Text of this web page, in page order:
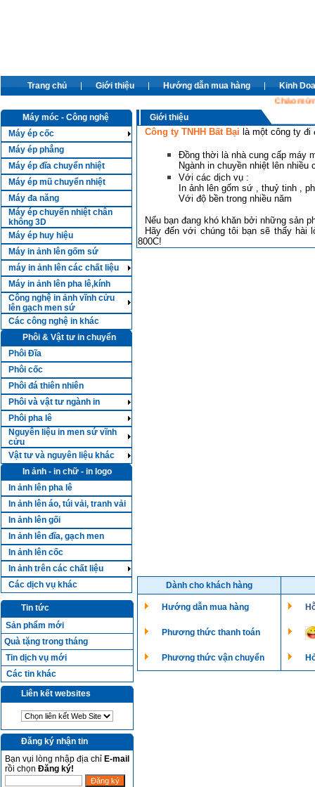
Trang chủ Giới thiệu Hướng dẫn mua hàng
Kinh
Chào mừng
Máy móc - Công nghệ
Máy ép cốc
Máy ép phẳng
Máy ép đĩa chuyển nhiệt
Máy ép mũ chuyển nhiệt
Máy đa năng
Máy ép chuyển nhiệt chân
không 3D
Máy ép huy hiệu
Máy in ảnh lên gốm sứ
máy in ảnh lên các chất liệu
Máy in ảnh lên pha lê,kính
Công nghệ in ảnh vĩnh cửu
lên gạch men sứ
Các công nghệ in khác
Phôi & Vật tư in chuyển
Phôi Đĩa
Phôi cốc
Phôi đá thiên nhiên
Phôi và vật tư ngành in
Phôi pha lê
Nguyên liệu in men sứ vĩnh
cửu
Vật tư và nguyên liệu khác
In ảnh - in chữ - in logo
In ảnh lên pha lê
In ảnh lên áo, túi vải, tranh vải
In ảnh lên gối
In ảnh lên đĩa, gạch men
In ảnh lên cốc
In ảnh trên các chất liệu
Các dịch vụ khác
Tin tức
Sản phẩm mới
Quà tặng trong tháng
Tin dịch vụ mới
Các tin khác
Liên kết websites
Đăng ký nhận tin
Bạn vụi lòng nhập địa chỉ E-mail
rồi chọn Đăng ký!
Giới thiệu
Công ty TNHH Bất Bại là một công ty
Đồng thời là nhà cung cấp máy
Ngành in chuyền nhiệt lên nhiều
Với các dịch vụ :
In ảnh lên gốm sứ , thuỷ tinh ,
Với độ bền trong nhiều năm
Nếu bạn đang khó khăn bởi những sản
Hãy đến với chúng tôi bạn sẽ thấy hài
800C!
Dành cho khách hàng
Hướng dẫn mua hàng
Phương thức thanh toán
Phương thức vận chuyển